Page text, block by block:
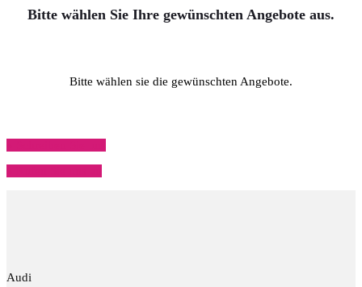
Bitte wählen Sie Ihre gewünschten Angebote aus.
Bitte wählen sie die gewünschten Angebote.
Audi